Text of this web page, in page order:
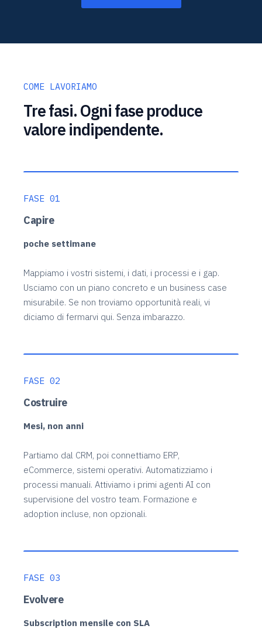
COME LAVORIAMO
Tre fasi. Ogni fase produce
valore indipendente.
FASE 01
Capire
poche settimane
Mappiamo i vostri sistemi, i dati, i processi e i gap.
Usciamo con un piano concreto e un business case
misurabile. Se non troviamo opportunità reali, vi
diciamo di fermarvi qui. Senza imbarazzo.
FASE 02
Costruire
Mesi, non anni
Partiamo dal CRM, poi connettiamo ERP,
eCommerce, sistemi operativi. Automatizziamo i
processi manuali. Attiviamo i primi agenti AI con
supervisione del vostro team. Formazione e
adoption incluse, non opzionali.
FASE 03
Evolvere
Subscription mensile con SLA